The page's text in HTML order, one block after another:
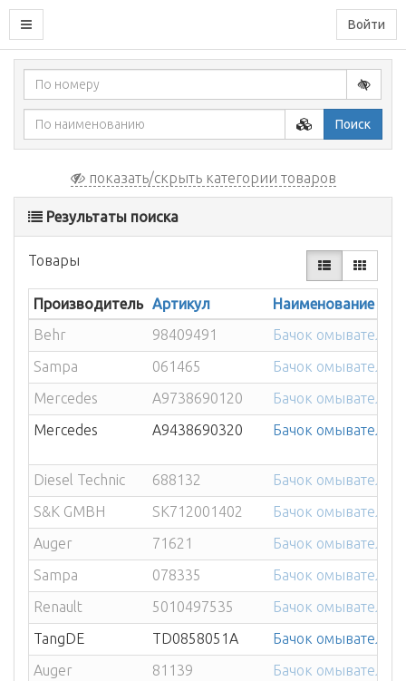
Войти
Поиск
показать/скрыть категории товаров
Результаты поиска
Товары
Производитель Артикул
Наименование
Behr
98409491
Бачок омывателя
Sampa
061465
Бачок омывателя
Mercedes
A9738690120
Бачок омывателя
Mercedes
A9438690320 Бачок омывателя
Diesel Technic 688132
Бачок омывателя
S&K GMBH
SK712001402
Бачок омывателя
Auger
71621
Бачок омывателя
Sampa
078335
Бачок омывателя
Renault
5010497535
Бачок омывателя
TangDE
TD0858051A
Бачок омывателя
Auger
81139
Бачок омывателя